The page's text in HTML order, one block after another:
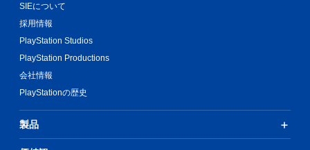
SIEについて
採用情報
PlayStation Studios
PlayStation Productions
会社情報
PlayStationの歴史
製品